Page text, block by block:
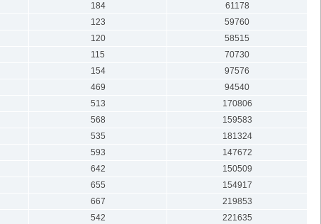
184
61178
123
59760
120
58515
115
70730
154
97576
469
94540
513
170806
568
159583
535
181324
593
147672
642
150509
655
154917
667
219853
542
221635